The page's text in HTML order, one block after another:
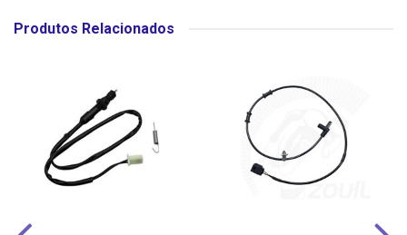
Produtos Relacionados